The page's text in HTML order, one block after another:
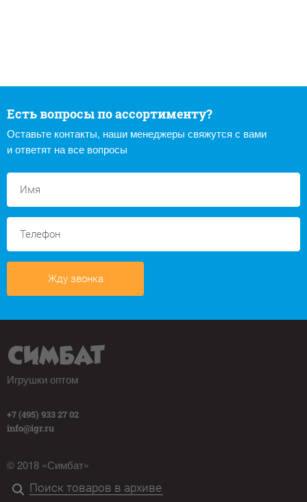
Есть вопросы по ассортименту?
Оставьте контакты, наши менеджеры свяжутся с вами
и ответят на все вопросы
Жду звонка
Игрушки оптом
+7 (495) 933 27 02
info@igr.ru
© 2018 «Симбат»